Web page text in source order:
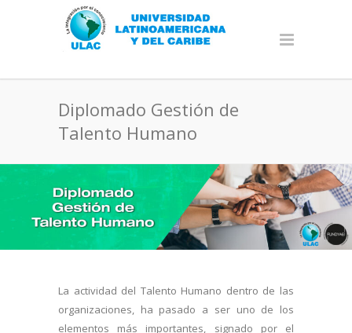
Diplomado Gestión de
Talento Humano
La actividad del Talento Humano dentro de las
organizaciones, ha pasado a ser uno de los
elementos más importantes, signado por el